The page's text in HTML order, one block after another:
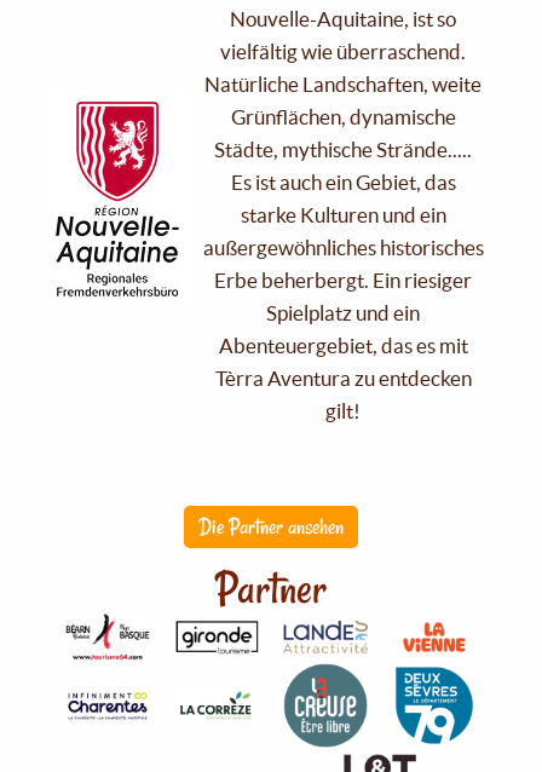
Nouvelle-Aquitaine, ist so
vielfältig wie überraschend.
Natürliche Landschaften, weite
Grünflächen, dynamische
Städte, mythische Strände.....
Es ist auch ein Gebiet, das
starke Kulturen und ein
außergewöhnliches historisches
Erbe beherbergt. Ein riesiger
Spielplatz und ein
Abenteuergebiet, das es mit
Tèrra Aventura zu entdecken
gilt!
Die Partner ansehen
Partner